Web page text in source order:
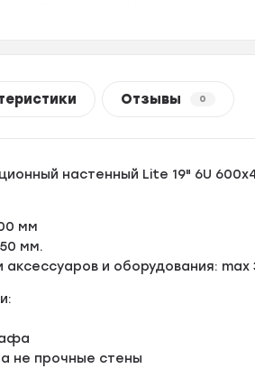
Отзывы 0
настенный Lite 19" 6U
мм
мм.
аксессуаров и оборудования:
не прочные стены